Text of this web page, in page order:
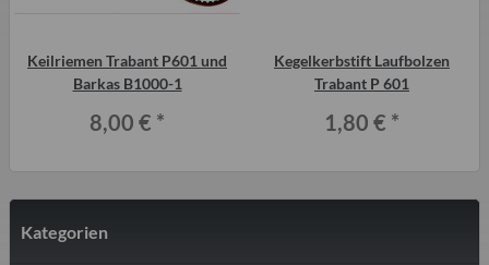
Keilriemen Trabant P601 und
Barkas B1000-1
8,00 € *
Kegelkerbstift Laufbolzen
Trabant P 601
1,80 € *
Kategorien